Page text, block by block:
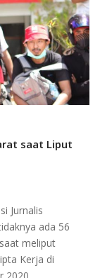
saat Liput
Jurnalis
ada 56
meliput
Kerja di